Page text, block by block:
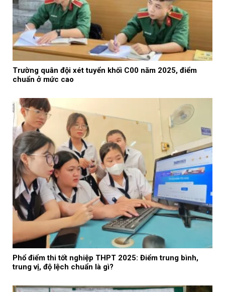
Trường quân đội xét tuyển khối C00 năm 2025, điểm
chuẩn ở mức cao
Phổ điểm thi tốt nghiệp THPT 2025: Điểm trung bình,
trung vị, độ lệch chuẩn là gì?